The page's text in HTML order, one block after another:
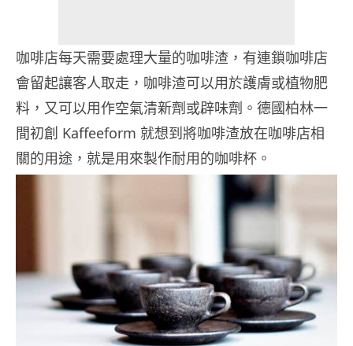
咖啡店每天需要處理大量的咖啡渣，有連鎖咖啡店
會留起讓客人取走，咖啡渣可以用於護膚或植物肥
料，又可以用作空氣清新劑或辟味劑。德國柏林一
間初創 Kaffeeform 就想到將咖啡渣放在咖啡店相
關的用途，就是用來製作耐用的咖啡杯。